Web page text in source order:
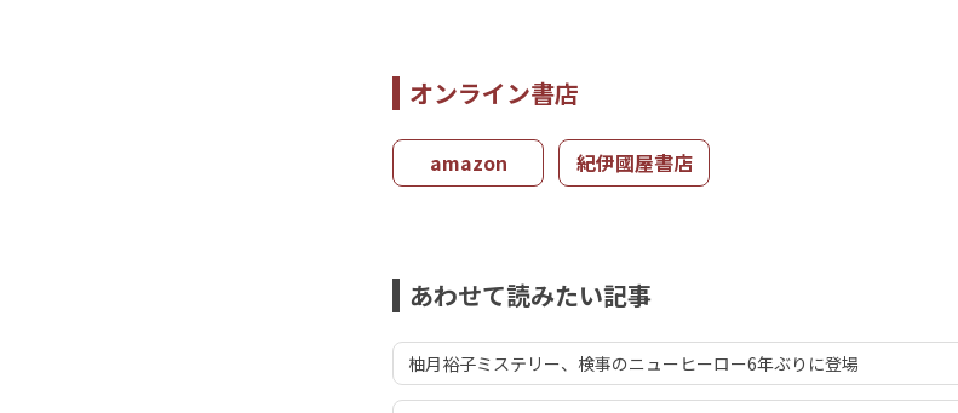
オンライン書店
amazon 紀伊國屋書店
あわせて読みたい記事
柚月裕子ミステリー、検事のニューヒーロー6年ぶりに登場